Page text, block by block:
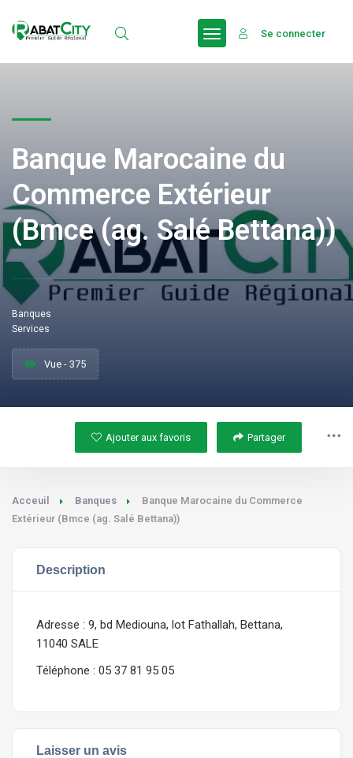
Se connecter
Banque Marocaine du
Commerce Extérieur
(Bmce (ag. Salé Bettana))
Banques
Services
Vue - 375
Ajouter aux favoris Partager
Acceuil Banques
Banque Marocaine du Commerce
Extérieur (Bmce (ag. Salé Bettana))
Description
Adresse : 9, bd Mediouna, lot Fathallah, Bettana,
11040 SALE
Téléphone : 05 37 81 95 05
Laisser un avis